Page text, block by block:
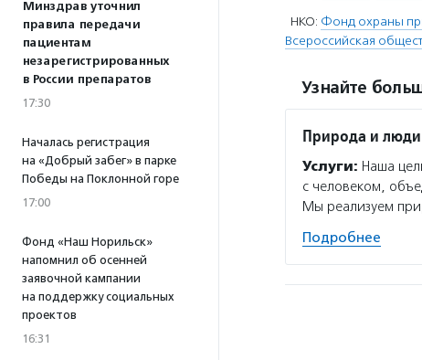
Минздрав уточнил
правила передачи
пациентам
незарегистрированных
в России препаратов
17:30
Началась регистрация
на «Добрый забег» в парке
Победы на Поклонной горе
17:00
Фонд «Наш Норильск»
напомнил об осенней
заявочной кампании
на поддержку социальных
проектов
16:31
НКО: Фонд охраны
Всероссийская
Узнайте
Природа и люди
Услуги: Наша
с человеком,
Мы реализуем
Подробнее